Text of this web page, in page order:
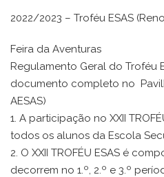
2022/2023 – Troféu ESAS
Feira da Aventuras
Regulamento Geral do Troféu
documento completo no
AESAS)
1. A participação no XXII
todos os alunos da Escola
2. O XXII TROFÉU ESAS é
decorrem no 1.º, 2.º e 3.º